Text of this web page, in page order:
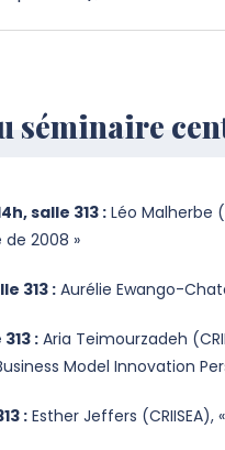
séminaire
salle 313 :Léo Malherbe
2008 »
313 : Aurélie Ewango-
: Aria Teimourzadeh
Model Innovation
: Esther Jeffers